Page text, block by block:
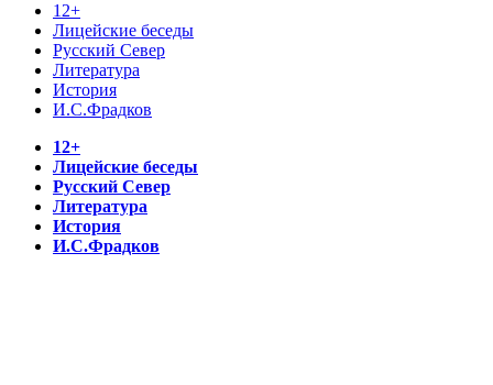
12+
Лицейские беседы
Русский Север
Литература
История
И.С.Фрадков
12+
Лицейские беседы
Русский Север
Литература
История
И.С.Фрадков